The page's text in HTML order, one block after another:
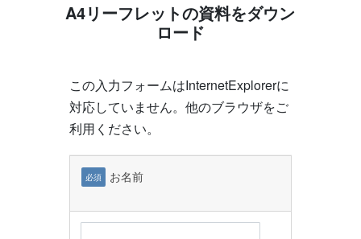
A4リーフレットの資料をダウン
ロード
この入力フォームはInternetExplorerに
対応していません。他のブラウザをご
利用ください。
必須 お名前